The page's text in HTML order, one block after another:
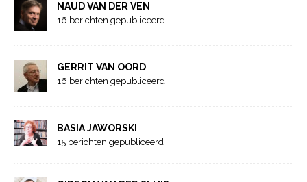
NAUD VAN DER VEN
16 berichten gepubliceerd
GERRIT VAN OORD
16 berichten gepubliceerd
BASIA JAWORSKI
15 berichten gepubliceerd